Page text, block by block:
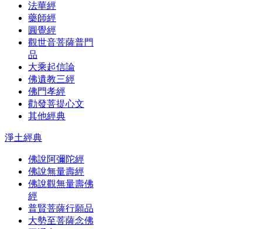
法華經
藥師經
圓覺經
觀世音菩薩普門
品
大乘起信論
佛遺教三經
佛門孝經
勸發菩提心文
其他經典
淨土經典
佛說阿彌陀經
佛說無量壽經
佛說觀無量壽佛
經
普賢菩薩行願品
大勢至菩薩念佛